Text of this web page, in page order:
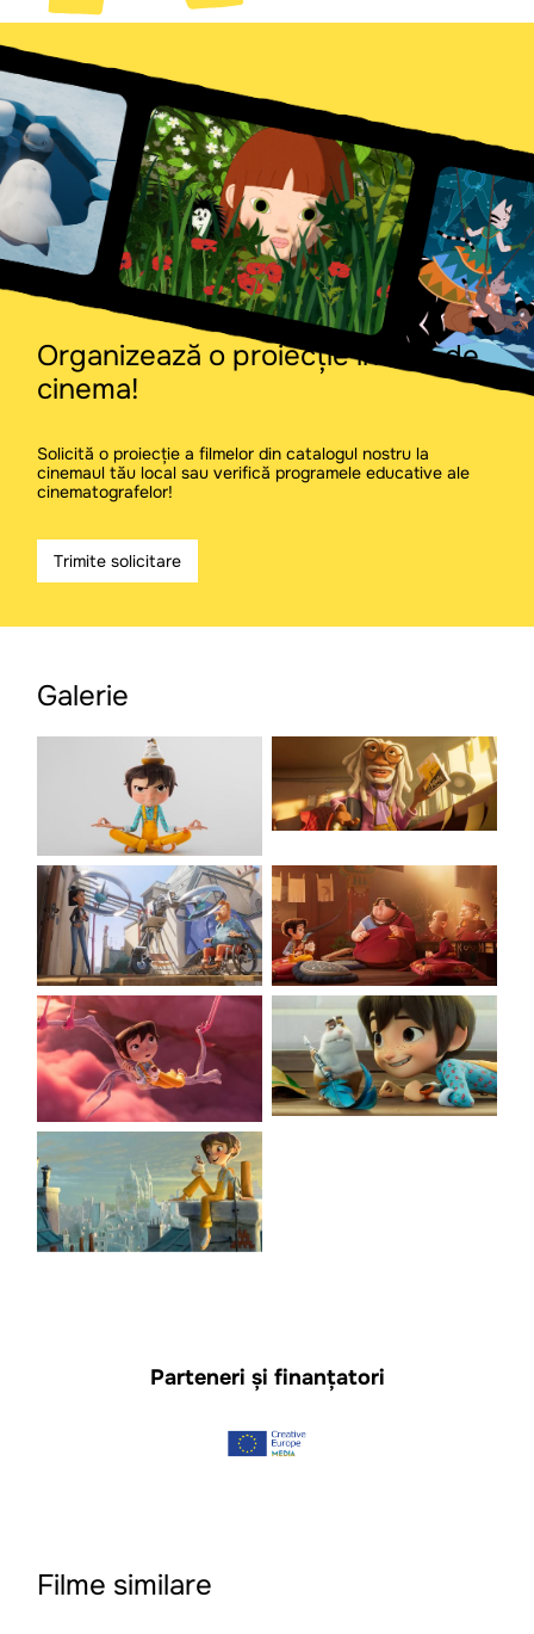
Organizează o proiecție în sala de
cinema!
Solicită o proiecție a filmelor din catalogul nostru la
cinemaul tău local sau verifică programele educative ale
cinematografelor!
Trimite solicitare
Galerie
Parteneri și finanțatori
Filme similare